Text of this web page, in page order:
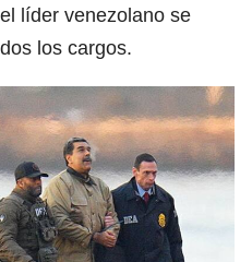
líder venezolano se
los cargos.